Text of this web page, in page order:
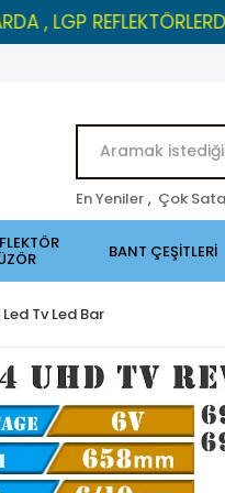
REFLEKTÖRLERDE
En Yeniler , Çok
BANT ÇEŞİTLERİ
Led Tv Led Bar